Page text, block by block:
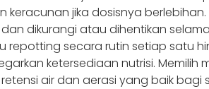
jika dosisnya berlebihan.
dikurangi atau dihentikan
repotting secara rutin setiap satu
ketersediaan nutrisi. Memilih
air dan aerasi yang baik bagi